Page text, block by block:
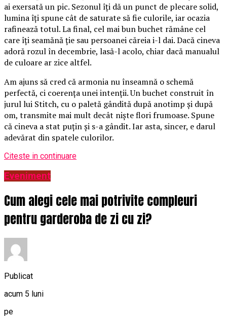
ai exersată un pic. Sezonul îți dă un punct de plecare solid,
lumina îți spune cât de saturate să fie culorile, iar ocazia
rafinează totul. La final, cel mai bun buchet rămâne cel
care îți seamănă ție sau persoanei căreia i-l dai. Dacă cineva
adoră rozul în decembrie, lasă-l acolo, chiar dacă manualul
de culoare ar zice altfel.
Am ajuns să cred că armonia nu înseamnă o schemă
perfectă, ci coerența unei intenții. Un buchet construit în
jurul lui Stitch, cu o paletă gândită după anotimp și după
om, transmite mai mult decât niște flori frumoase. Spune
că cineva a stat puțin și s-a gândit. Iar asta, sincer, e darul
adevărat din spatele culorilor.
Citeste in continuare
Eveniment
Cum alegi cele mai potrivite compleuri
pentru garderoba de zi cu zi?
Publicat
acum 5 luni
pe